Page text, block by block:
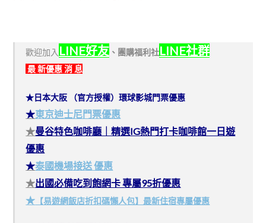
歡迎加入 LINE好友 、 團購福利社LINE社群
最 新優惠 消 息
★日本大阪 （官方授權）環球影城門票優惠
★東京迪士尼門票優惠
★曼谷特色咖啡廳｜精選IG熱門打卡咖啡館一日遊
優惠
★泰國機場接送 優惠
★出國必備吃到飽網卡 專屬95折優惠
★ 【易遊網飯店折扣碼懶人包】最新住宿專屬優惠